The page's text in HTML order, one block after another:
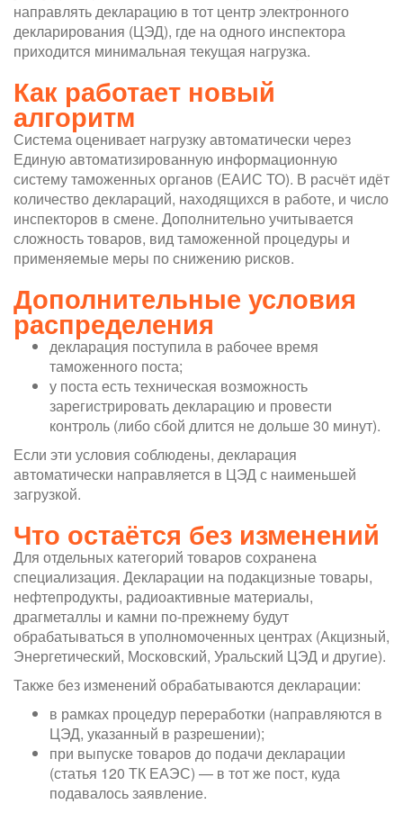
направлять декларацию в тот центр электронного
декларирования (ЦЭД), где на одного инспектора
приходится минимальная текущая нагрузка.
Как работает новый
алгоритм
Система оценивает нагрузку автоматически через
Единую автоматизированную информационную
систему таможенных органов (ЕАИС ТО). В расчёт идёт
количество деклараций, находящихся в работе, и число
инспекторов в смене. Дополнительно учитывается
сложность товаров, вид таможенной процедуры и
применяемые меры по снижению рисков.
Дополнительные условия
распределения
декларация поступила в рабочее время
таможенного поста;
у поста есть техническая возможность
зарегистрировать декларацию и провести
контроль (либо сбой длится не дольше 30 минут).
Если эти условия соблюдены, декларация
автоматически направляется в ЦЭД с наименьшей
загрузкой.
Что остаётся без изменений
Для отдельных категорий товаров сохранена
специализация. Декларации на подакцизные товары,
нефтепродукты, радиоактивные материалы,
драгметаллы и камни по-прежнему будут
обрабатываться в уполномоченных центрах (Акцизный,
Энергетический, Московский, Уральский ЦЭД и другие).
Также без изменений обрабатываются декларации:
в рамках процедур переработки (направляются в
ЦЭД, указанный в разрешении);
при выпуске товаров до подачи декларации
(статья 120 ТК ЕАЭС) — в тот же пост, куда
подавалось заявление.